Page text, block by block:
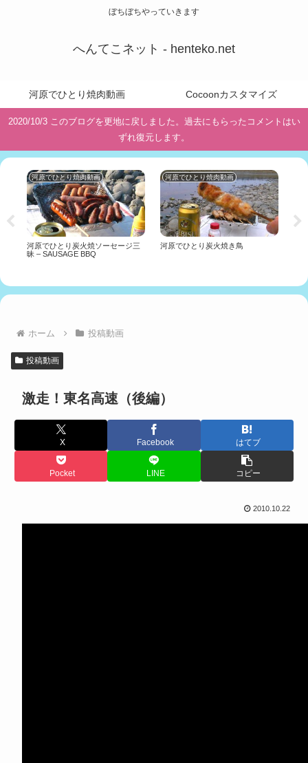
ぼちぼちやっていきます
へんてこネット - henteko.net
河原でひとり焼肉動画 Cocoonカスタマイズ
2020/10/3 このブログを更地に戻しました。過去にもらったコメントはい
ずれ復元します。
河原でひとり焼肉動画
河原でひとり炭火焼ソーセージ三
昧 – SAUSAGE BBQ
河原でひとり焼肉動画
河原でひとり炭火焼き鳥
ホーム 投稿動画
投稿動画
激走！東名高速（後編）
X Facebook はてブ
Pocket LINE コピー
2010.10.22